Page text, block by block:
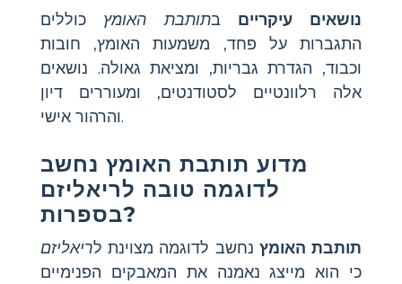
נושאים עיקריים בתותבת האומץ כוללים
התגברות על פחד, משמעות האומץ, חובות
וכבוד, הגדרת גבריות, ומציאת גאולה. נושאים
אלה רלוונטיים לסטודנטים, ומעוררים דיון
והרהור אישי.
מדוע תותבת האומץ נחשב
לדוגמה טובה לריאליזם
בספרות?
תותבת האומץ נחשב לדוגמה מצוינת לריאליזם
כי הוא מייצג נאמנה את המאבקים הפנימיים